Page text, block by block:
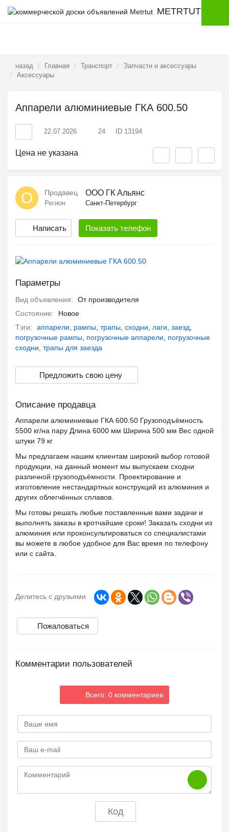
METRTUT
назад Главная Транспорт
Запчасти и аксессуары
Аксессуары
Аппарели алюминиевые ГКА 600.50
22.07.2026 24 ID 13194
Цена не указана
О Продавец ООО ГК Альянс
Регион Санкт-Петербург
Написать Показать телефон
Параметры
Вид объявления:
От производителя
Состояние:
Новое
Тэги:
аппарели, рампы, трапы, сходни, лаги, заезд,
погрузочные рампы, погрузочные аппарели, погрузочные
сходни, трапы для заезда
Предложить свою цену
Описание продавца
Аппарели алюминиевые ГКА 600.50 Грузоподъёмность
5500 кг/на пару Длина 6000 мм Ширина 500 мм Вес одной
штуки 79 кг
Мы предлагаем нашим клиентам широкий выбор готовой
продукции, на данный момент мы выпускаем сходни
различной грузоподъёмности. Проектирование и
изготовление нестандартных конструкций из алюминия и
других облегчённых сплавов.
Мы готовы решать любые поставленные вами задачи и
выполнять заказы в кротчайшие сроки! Заказать сходни из
алюминия или проконсультироваться со специалистами
вы можете в любое удобное для Вас время по телефону
или с сайта.
Делитесь с друзьями
Пожаловаться
Комментарии пользователей
Всего: 0 комментариев